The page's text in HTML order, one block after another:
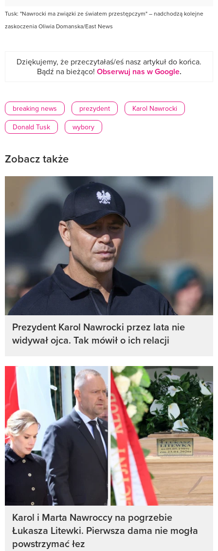
Tusk: "Nawrocki ma związki ze światem przestępczym" – nadchodzą kolejne
zaskoczenia Oliwia Domanska/East News
Dziękujemy, że przeczytałaś/eś nasz artykuł do końca.
Bądź na bieżąco! Obserwuj nas w Google.
breaking news prezydent
Karol Nawrocki
Donald Tusk
wybory
Zobacz także
Prezydent Karol Nawrocki przez lata nie
widywał ojca. Tak mówił o ich relacji
Karol i Marta Nawroccy na pogrzebie
Łukasza Litewki. Pierwsza dama nie mogła
powstrzymać łez